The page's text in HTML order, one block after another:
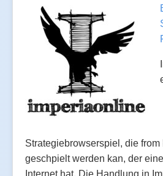
Strategiebrowserspiel, die
geschpielt werden kan, der